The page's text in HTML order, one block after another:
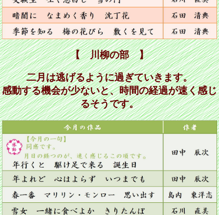
【 川柳の部 】
二月は逃げるように過ぎていきます。
感動する機会が少ないと、時間の経過が速く感じ
るそうです。